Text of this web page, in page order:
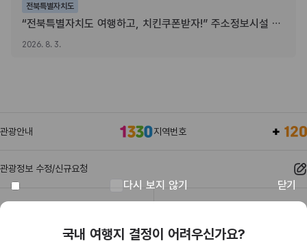
전북특별자치도
“전북특별자치도 여행하고, 치킨쿠폰받자!” 주소정보시설 SNS 인증이벤트
2026. 8. 3.
다시 보지 않기 닫기
회원이 되면 받을 수 있는 혜택
관광안내 지역번호
관광정보 수정/신규요청
관광정보